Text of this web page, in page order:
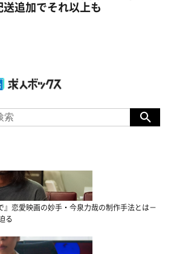
追加でそれ以上も
』恋愛映画の妙手・今泉力哉の制作手法とは－
る